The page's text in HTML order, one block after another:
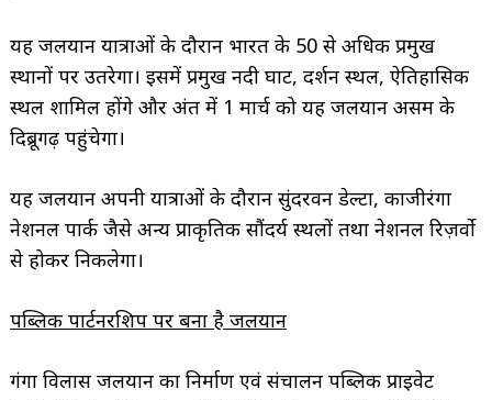
यह जलयान यात्राओं के दौरान भारत के 50 से अधिक प्रमुख
स्थानों पर उतरेगा। इसमें प्रमुख नदी घाट, दर्शन स्थल, ऐतिहासिक
स्थल शामिल होंगे और अंत में 1 मार्च को यह जलयान असम के
दिब्रूगढ़ पहुंचेगा।
यह जलयान अपनी यात्राओं के दौरान सुंदरवन डेल्टा, काजीरंगा
नेशनल पार्क जैसे अन्य प्राकृतिक सौंदर्य स्थलों तथा नेशनल रिज़र्वो
से होकर निकलेगा।
पब्लिक पार्टनरशिप पर बना है जलयान
गंगा विलास जलयान का निर्माण एवं संचालन पब्लिक प्राइवेट